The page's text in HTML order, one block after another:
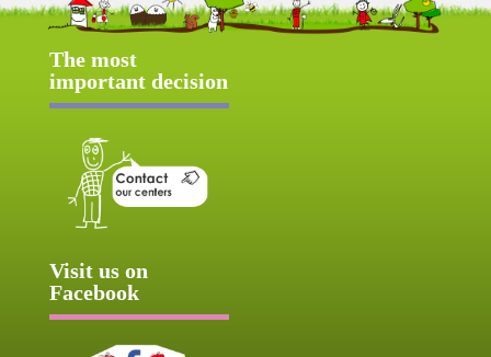
The most
important decision
Visit us on
Facebook